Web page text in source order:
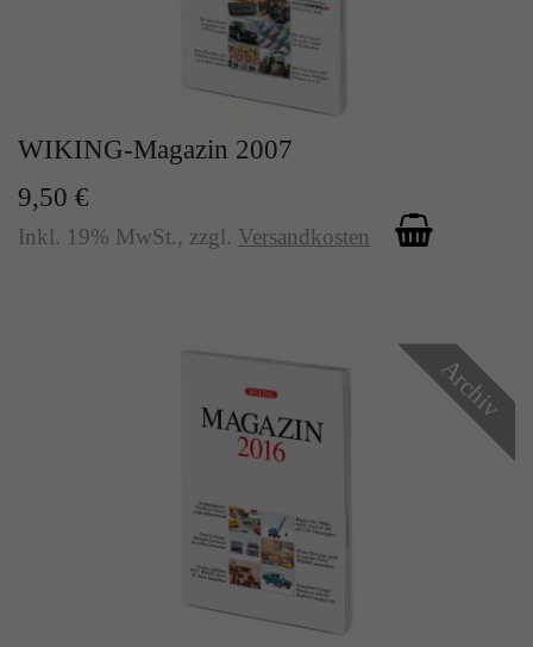
WIKING-Magazin 2007
9,50 €
Inkl. 19% MwSt., zzgl. Versandkosten
Archiv
Solange es gesetzt ist, werden bestimmte
Datenübertragungen unterbunden.